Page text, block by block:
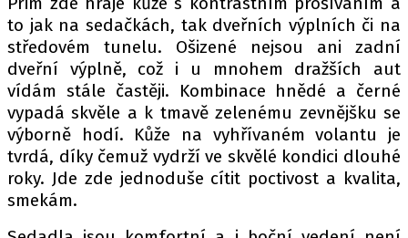
to jak na sedačkách, tak dveřních výplních či na
středovém tunelu. Ošizené nejsou ani zadní
dveřní výplně, což i u mnohem dražších aut
vídám stále častěji. Kombinace hnědé a černé
vypadá skvěle a k tmavě zelenému zevnějšku se
výborně hodí. Kůže na vyhřívaném volantu je
tvrdá, díky čemuž vydrží ve skvělé kondici dlouhé
roky. Jde zde jednoduše cítit poctivost a kvalita,
smekám.